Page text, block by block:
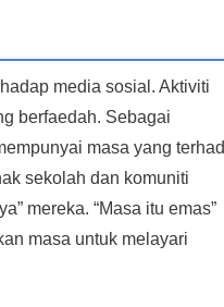
media sosial. Aktiviti
berfaedah. Sebagai
masa yang terhad
sekolah dan komuniti
mereka. “Masa itu emas”
masa untuk melayari